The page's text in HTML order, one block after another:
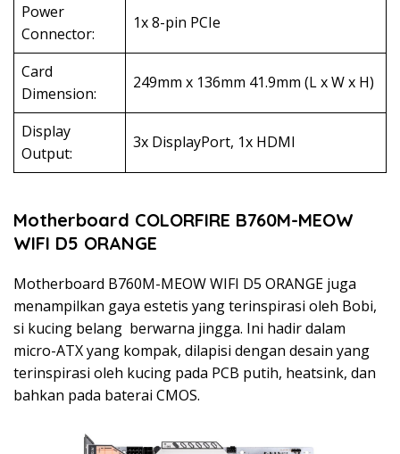
Power
Connector:
1x 8-pin PCIe
Card
Dimension:
249mm x 136mm 41.9mm (L x W x H)
Display
Output:
3x DisplayPort, 1x HDMI
Motherboard COLORFIRE B760M-MEOW
WIFI D5 ORANGE
Motherboard B760M-MEOW WIFI D5 ORANGE juga
menampilkan gaya estetis yang terinspirasi oleh Bobi,
si kucing belang berwarna jingga. Ini hadir dalam
micro-ATX yang kompak, dilapisi dengan desain yang
terinspirasi oleh kucing pada PCB putih, heatsink, dan
bahkan pada baterai CMOS.